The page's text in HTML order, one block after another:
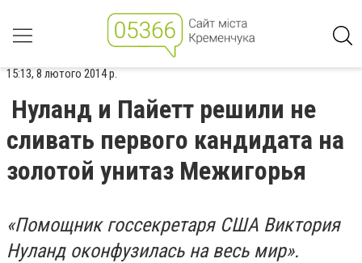
15:13, 8 лютого 2014 р.
Нуланд и Пайетт решили не
сливать первого кандидата на
золотой унитаз Межигорья
«Помощник госсекретаря США Виктория
Нуланд оконфузилась на весь мир».